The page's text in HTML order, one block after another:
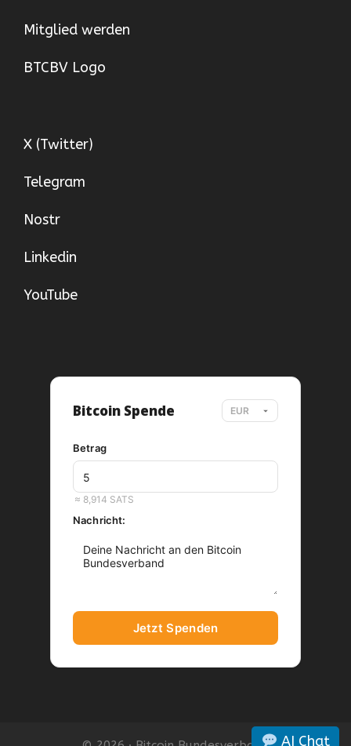
Mitglied werden
BTCBV Logo
X (Twitter)
Telegram
Nostr
Linkedin
YouTube
Bitcoin Spende
Betrag
≈ 8,914 SATS
Nachricht:
Jetzt Spenden
AI Chat